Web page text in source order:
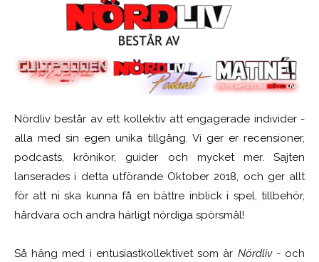
Nördliv består av ett kollektiv att engagerade individer -
alla med sin egen unika tillgång. Vi ger er recensioner,
podcasts, krönikor, guider och mycket mer. Sajten
lanserades i detta utförande Oktober 2018, och ger allt
för att ni ska kunna få en bättre inblick i spel, tillbehör,
hårdvara och andra härligt nördiga spörsmål!
Så häng med i entusiastkollektivet som är Nördliv- och